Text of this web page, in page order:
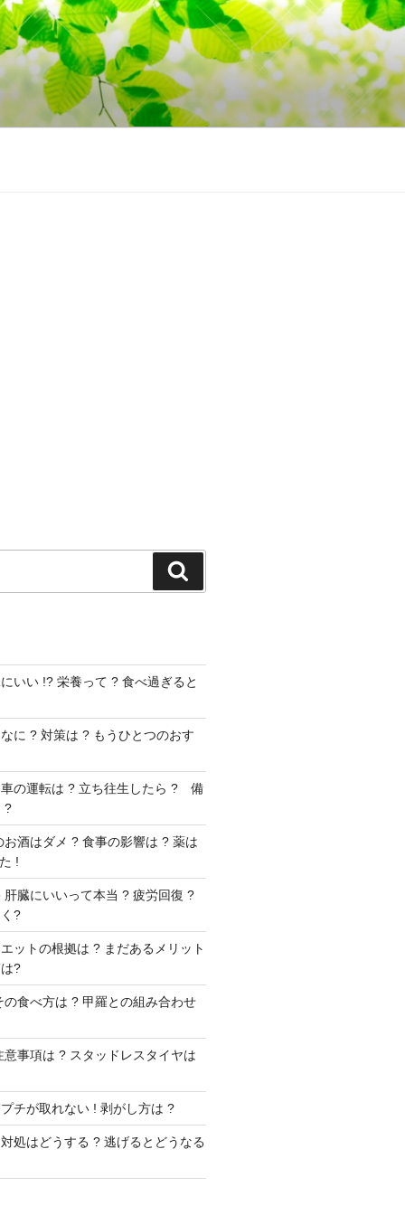
索
いい !? 栄養って ? 食べ過ぎると
に ? 対策は ? もうひとつのおす
車の運転は ? 立ち往生したら ? 備
?
お酒はダメ ? 食事の影響は ? 薬は
!
肝臓にいいって本当 ? 疲労回復 ?
?
ットの根拠は ? まだあるメリット
?
の食べ方は ? 甲羅との組み合わせ
意事項は ? スタッドレスタイヤは
チが取れない ! 剥がし方は ?
処はどうする ? 逃げるとどうなる